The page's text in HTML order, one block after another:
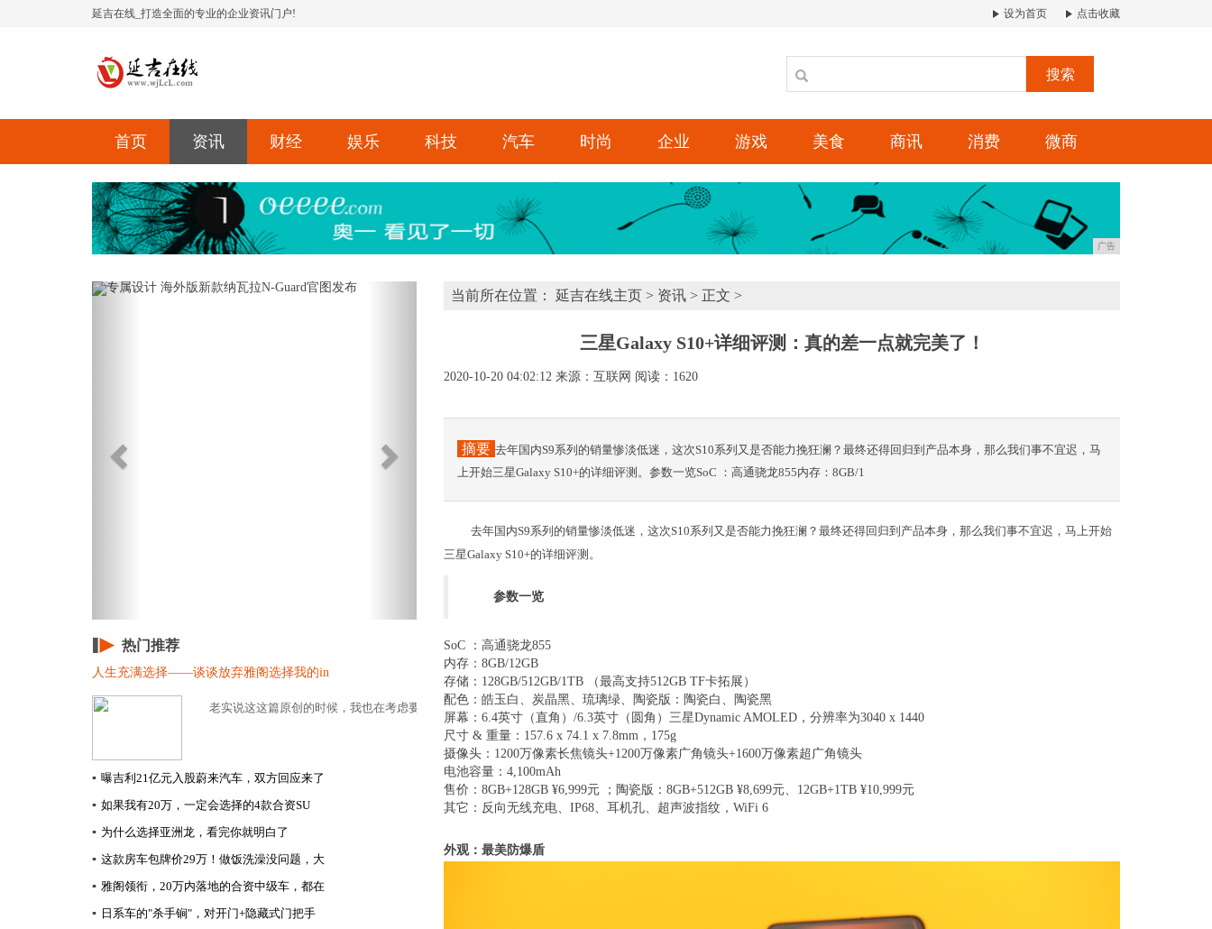
延吉在线_打造全面的专业的企业资讯门户! 设为首页 点击收藏
搜索
首页 资讯 财经 娱乐 科技 汽车 时尚 企业 游戏 美食 商讯 消费 微商
广告
Previous
热门推荐
人生充满选择——谈谈放弃雅阁选择我的in
老实说这这篇原创的时候，我也在考虑要不要写。中保研25%碰撞测试结果已经出来...
▪ 曝吉利21亿元入股蔚来汽车，双方回应来了
▪ 如果我有20万，一定会选择的4款合资SU
▪ 为什么选择亚洲龙，看完你就明白了
▪ 这款房车包牌价29万！做饭洗澡没问题，大
▪ 雅阁领衔，20万内落地的合资中级车，都在
▪ 日系车的"杀手锏"，对开门+隐藏式门把手
当前所在位置： 延吉在线主页 > 资讯 > 正文 >
三星Galaxy S10+详细评测：真的差一点就完美了！
2020-10-20 04:02:12 来源：互联网 阅读：1620
摘要 去年国内S9系列的销量惨淡低迷，这次S10系列又是否能力挽狂澜？最终还得回归到产品本身，那么我们事不宜迟，马
上开始三星Galaxy S10+的详细评测。参数一览SoC ：高通骁龙855内存：8GB/1
去年国内S9系列的销量惨淡低迷，这次S10系列又是否能力挽狂澜？最终还得回归到产品本身，那么我们事不宜迟，马上开始
三星Galaxy S10+的详细评测。
参数一览
SoC ：高通骁龙855
内存：8GB/12GB
存储：128GB/512GB/1TB （最高支持512GB TF卡拓展）
配色：皓玉白、炭晶黑、琉璃绿、陶瓷版：陶瓷白、陶瓷黑
屏幕：6.4英寸（直角）/6.3英寸（圆角）三星Dynamic AMOLED，分辨率为3040 x 1440
尺寸 & 重量：157.6 x 74.1 x 7.8mm，175g
摄像头：1200万像素长焦镜头+1200万像素广角镜头+1600万像素超广角镜头
电池容量：4,100mAh
售价：8GB+128GB ¥6,999元 ；陶瓷版：8GB+512GB ¥8,699元、12GB+1TB ¥10,999元
其它：反向无线充电、IP68、耳机孔、超声波指纹，WiFi 6
外观：最美防爆盾